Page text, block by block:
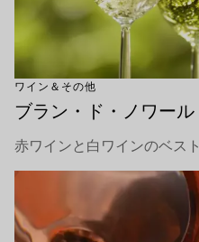
ワイン＆その他
ブラン・ド・ノワール
赤ワインと白ワインのベスト